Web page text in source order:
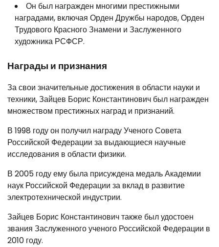
Он был награжден многими престижными
наградами, включая Орден Дружбы народов, Орден
Трудового Красного Знамени и Заслуженного
художника РСФСР.
Награды и признания
За свои значительные достижения в области науки и
техники, Зайцев Борис Константинович был награжден
множеством престижных наград и признаний.
В 1998 году он получил награду Ученого Совета
Российской Федерации за выдающиеся научные
исследования в области физики.
В 2005 году ему была присуждена медаль Академии
наук Российской Федерации за вклад в развитие
электротехнической индустрии.
Зайцев Борис Константинович также был удостоен
звания Заслуженного ученого Российской Федерации в
2010 году.